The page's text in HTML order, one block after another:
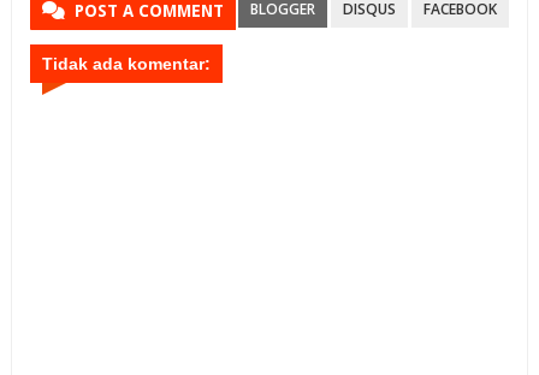
POST A COMMENT BLOGGER DISQUS FACEBOOK
Tidak ada komentar: